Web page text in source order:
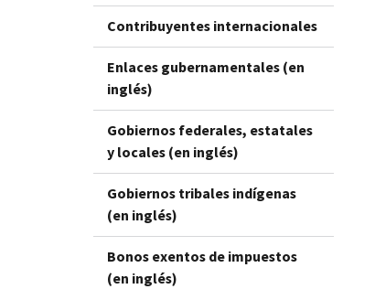
Contribuyentes internacionales
Enlaces gubernamentales (en
inglés)
Gobiernos federales, estatales
y locales (en inglés)
Gobiernos tribales indígenas
(en inglés)
Bonos exentos de impuestos
(en inglés)